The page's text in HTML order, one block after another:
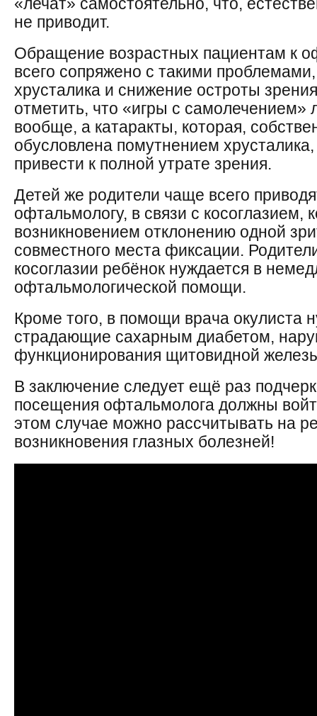
не приводит.
Обращение возрастных пациентам к
всего сопряжено с такими
хрусталика и снижение остроты
отметить, что «игры с самолечением»
вообще, а катаракты, которая,
обусловлена помутнением хрусталика,
привести к полной утрате зрения.
Детей же родители чаще всего
офтальмологу, в связи с косоглазием,
возникновением отклонению одной
совместного места фиксации.
косоглазии ребёнок нуждается в
офтальмологической помощи.
Кроме того, в помощи врача окулиста
страдающие сахарным диабетом,
функционирования щитовидной
В заключение следует ещё раз
посещения офтальмолога должны
этом случае можно рассчитывать на
возникновения глазных болезней!